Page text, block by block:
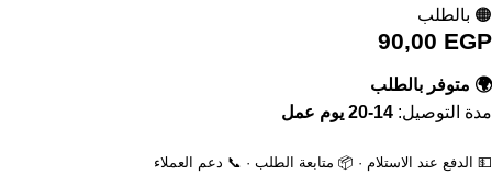
🟠 بالطلب
90,00 EGP
🌍 متوفر بالطلب
مدة التوصيل: 14-20 يوم عمل
💵 الدفع عند الاستلام · 📦 متابعة الطلب · 📞 دعم العملاء